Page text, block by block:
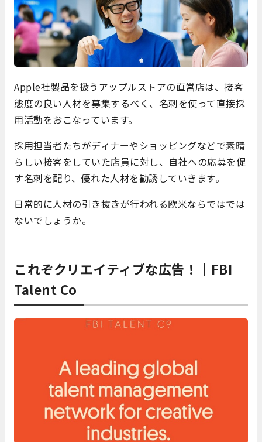
Apple社製品を扱うアップルストアの直営店は、接客
態度の良い人材を募集するべく、名刺を使って直接採
用活動をおこなっています。
採用担当者たちがディナーやショッピングなどで素晴
らしい接客をしていた店員に対し、自社への応募を促
す名刺を配り、優れた人材を勧誘していきます。
日常的に人材の引き抜きが行われる欧米ならではでは
ないでしょうか。
これぞクリエイティブな広告！｜FBI
Talent Co